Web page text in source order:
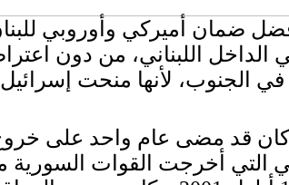
ديبلوماسي غربي: كان القرار 1701 أفضل
قدراته في الداخل اللبناني، من
تموز، كان قد مضى عام واحد